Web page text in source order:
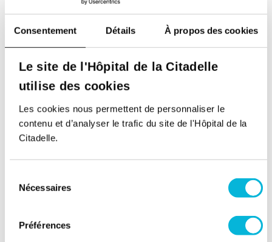
Consentement Détails À propos des cookies
Le site de l'Hôpital de la Citadelle
utilise des cookies
Les cookies nous permettent de personnaliser le
contenu et d’analyser le trafic du site de l'Hôpital de la
Citadelle.
Nécessaires
Préférences
Matin
Après-midi
Samedi
Matin
Après-midi
Site Laveu
Matin